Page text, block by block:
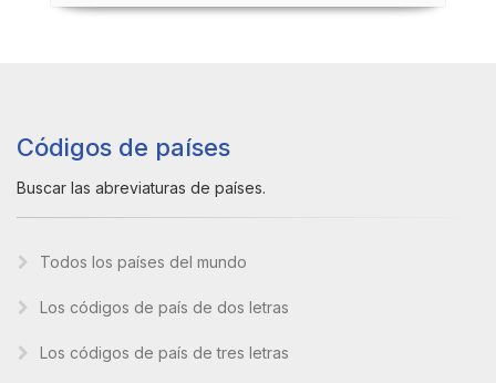
Códigos de países
Buscar las abreviaturas de países.
Todos los países del mundo
Los códigos de país de dos letras
Los códigos de país de tres letras